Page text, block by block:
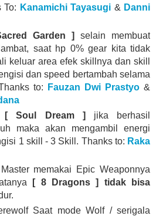
To: Kanamichi Tayasugi & Danni
Garden ]
selain membuat
saat hp 0% gear kita tidak
keluar area efek skillnya dan skill
dan speed bertambah selama
to:
Fauzan Dwi Prastyo &
[ Soul Dream ]
jika berhasil
maka akan mengambil energi
1 skill - 3 Skill. Thanks to: Raka
memakai Epic Weaponnya
[ 8 Dragons ] tidak bisa
Saat mode Wolf / serigala